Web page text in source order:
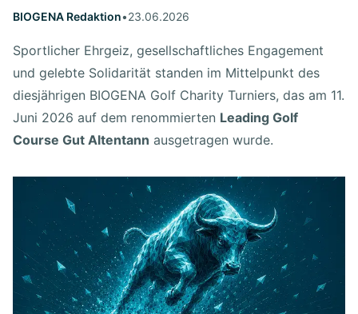
BIOGENA Redaktion•23.06.2026
Sportlicher Ehrgeiz, gesellschaftliches Engagement
und gelebte Solidarität standen im Mittelpunkt des
diesjährigen BIOGENA Golf Charity Turniers, das am 11.
Juni 2026 auf dem renommierten Leading Golf
Course Gut Altentann ausgetragen wurde.